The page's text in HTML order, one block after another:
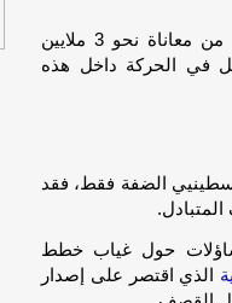
وزاد هذا التضييق -مع شحّ الإمدادات، لا سيما الوقود- من معاناة نحو 3 ملايين
في الحركة داخل هذه
الضفة فقط، فقد
حول غياب خطط
الذي اقتصر على إصدار